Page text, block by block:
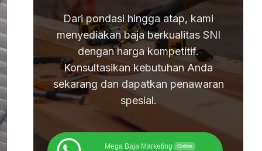
Dari pondasi hingga atap, kami
menyediakan baja berkualitas SNI
dengan harga kompetitif.
Konsultasikan kebutuhan Anda
sekarang dan dapatkan penawaran
spesial.
Mega Baja Marketing Online